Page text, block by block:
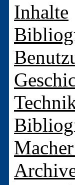
Inhalte